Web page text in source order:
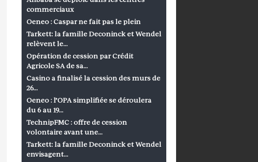
commerciaux
Oeneo : Caspar ne fait pas le plein
Tarkett: la famille Deconinck et Wendel
relèvent le…
Opération de cession par Crédit
Agricole SA de sa…
Casino a finalisé la cession des murs de
26…
Oeneo : l’OPA simplifiée se déroulera
du 6 au 19…
TechnipFMC : offre de cession
volontaire avant une…
Tarkett: la famille Deconinck et Wendel
envisagent…